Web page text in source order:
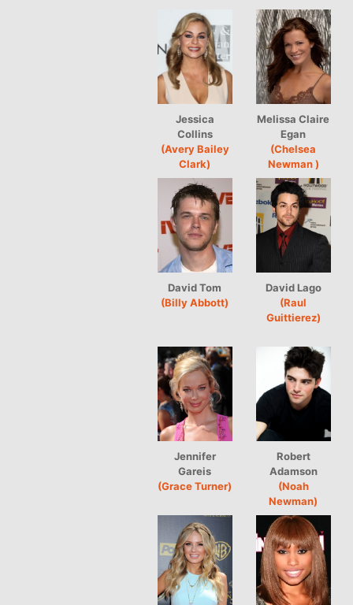
Jessica
Collins
(Avery Bailey
Clark)
Melissa Claire
Egan
(Chelsea
Newman )
David Tom
(Billy Abbott)
David Lago
(Raul
Guittierez)
Jennifer
Gareis
(Grace Turner)
Robert
Adamson
(Noah
Newman)